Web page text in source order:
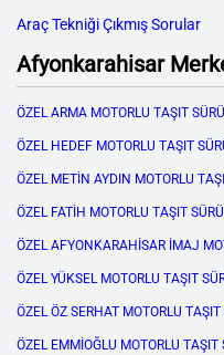
Araç Tekniği Çıkmış Sorular
Afyonkarahisar
ÖZEL ARMA MOTORLU TAŞIT
ÖZEL HEDEF MOTORLU TAŞIT
ÖZEL METİN AYDIN MOTORLU
ÖZEL FATİH MOTORLU TAŞIT
ÖZEL AFYONKARAHİSAR İMAJ
ÖZEL YÜKSEL MOTORLU TAŞIT
ÖZEL ÖZ SERHAT MOTORLU TAŞIT
ÖZEL EMMİOĞLU MOTORLU TAŞIT